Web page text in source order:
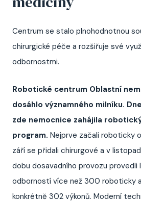
Centrum se stalo plnohodnotnou
chirurgické péče a rozšiřuje své
odbornostmi.
Robotické centrum Oblastní
dosáhlo významného milníku.
zde nemocnice zahájila
program. Nejprve začali roboticky
září se přidali chirurgové a v
dobu dosavadního provozu
odborností více než 300 roboticky
konkrétně 302 výkonů. Moderní